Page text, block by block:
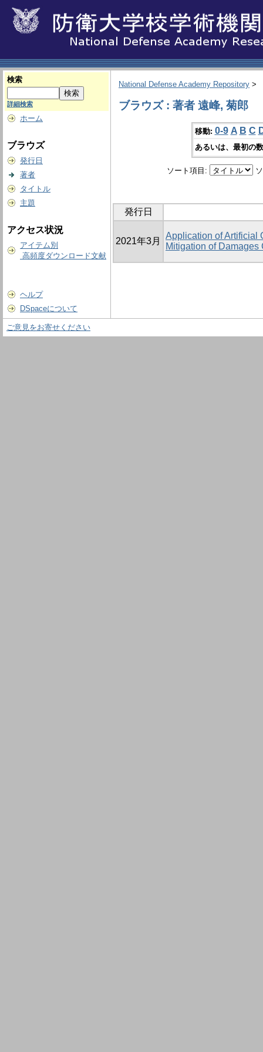
検索
詳細検索
ホーム
ブラウズ
発行日
著者
タイトル
主題
アクセス状況
アイテム別
高頻度ダウンロード文献
ヘルプ
DSpaceについて
National Defense Academy Repository >
ブラウズ : 著者 遠峰, 菊郎
移動: 0-9 A B C
あるいは、最初の
ソート項目:
発行日
2021年3月
Application of Artificial
Mitigation of
ご意見をお寄せください